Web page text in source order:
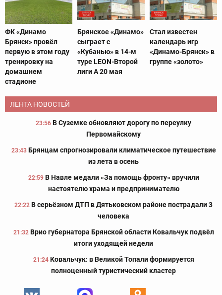
ФК «Динамо
Брянск» провёл
первую в этом году
тренировку на
домашнем
стадионе
Брянское «Динамо»
сыграет с
«Кубанью» в 14-м
туре LEON-Второй
лиги А 20 мая
Стал известен
календарь игр
«Динамо-Брянск» в
группе «золото»
ЛЕНТА НОВОСТЕЙ
23:56 В Суземке обновляют дорогу по переулку
Первомайскому
23:43 Брянцам спрогнозировали климатическое путешествие
из лета в осень
22:59 В Навле медали «За помощь фронту» вручили
настоятелю храма и предпринимателю
22:22 В серьёзном ДТП в Дятьковском районе пострадали 3
человека
21:32 Врио губернатора Брянской области Ковальчук подвёл
итоги уходящей недели
21:24 Ковальчук: в Великой Топали формируется
полноценный туристический кластер